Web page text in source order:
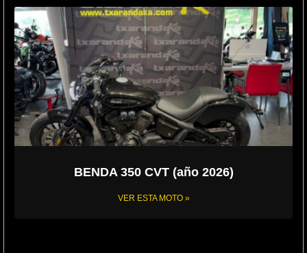
BENDA 350 CVT (año 2026)
VER ESTA MOTO »